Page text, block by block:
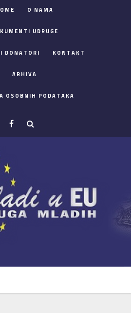
O NAMA
UDRUGE
DONATORI KONTAKT
ARHIVA
OSOBNIH PODATAKA